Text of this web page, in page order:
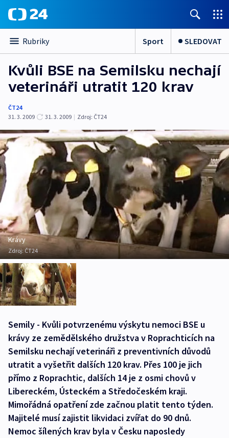
Rubriky Sport SLEDOVAT
Kvůli BSE na Semilsku nechají
veterináři utratit 120 krav
ČT24
31. 3. 2009
31. 3. 2009 | Zdroj: ČT24
Krávy
Zdroj:ČT24
Semily - Kvůli potvrzenému výskytu nemoci BSE u
krávy ze zemědělského družstva v Roprachticích na
Semilsku nechají veterináři z preventivních důvodů
utratit a vyšetřit dalších 120 krav. Přes 100 je jich
přímo z Roprachtic, dalších 14 je z osmi chovů v
Libereckém, Ústeckém a Středočeském kraji.
Mimořádná opatření zde začnou platit tento týden.
Majitelé musí zajistit likvidaci zvířat do 90 dnů.
Nemoc šílených krav byla v Česku naposledy